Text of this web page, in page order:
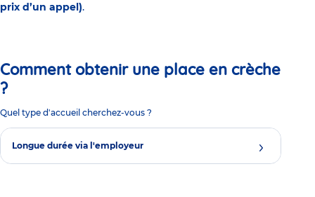
prix d’un appel).
Comment obtenir une place en crèche
?
Quel type d'accueil cherchez-vous ?
Longue durée via l'employeur